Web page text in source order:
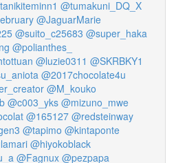
@tumakuni_DQ_X
@JaguarMarie
@suito_c25683 @super_haka
@polianthes_
@luzie0311 @SKRBKY1
@2017chocolate4u
@M_kouko
@c003_yks @mizuno_mwe
@165127 @redsteinway
@tapimo @kintaponte
@hiyokoblack
@Fagnux @pezpapa